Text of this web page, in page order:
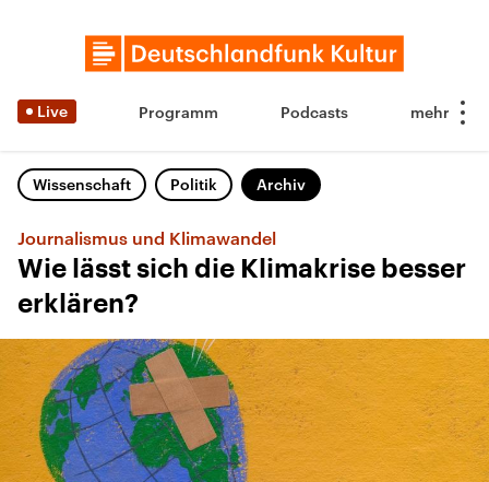
Live Programm Podcasts
Wissenschaft Politik Archiv
Journalismus und Klimawandel
Wie lässt sich die Klimakrise besser
erklären?